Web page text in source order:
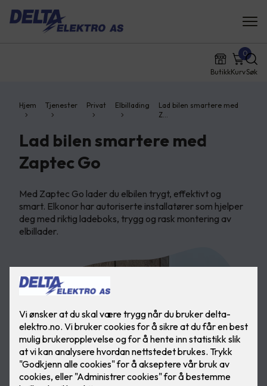
ButikkKurv
0
Søk
Hjem Tjenester Privat Elbillading
Lad bilen smartere med
Z…
Lad bilen smartere med
Zaptec Go
Med Zaptec Go lader du elbilen trygt, effektivt og
smart. Elkonor har autoriserte installatører som hjelper
deg med riktig ladeboks, trygg og rask montering av
elbillader.